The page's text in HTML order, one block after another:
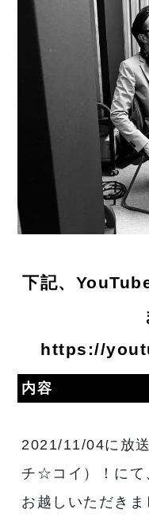
下記、
https://
内容
2021/11/04に放
チ☆コイ）！にて
お越しいただきま